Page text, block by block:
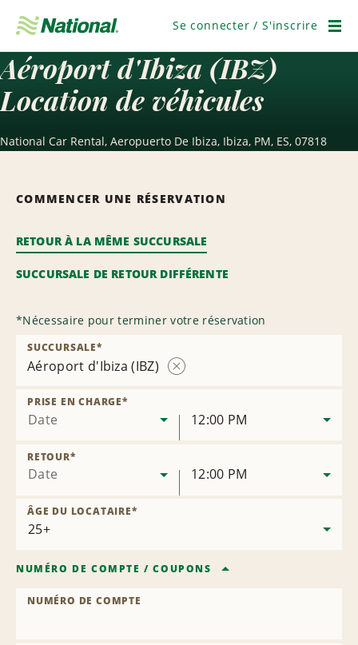
navigation
Se connecter / S'inscrire
Aéroport d'Ibiza (IBZ)
Location de véhicules
National Car Rental, Aeropuerto De Ibiza, Ibiza, PM, ES, 07818
COMMENCER UNE RÉSERVATION
RETOUR À LA MÊME SUCCURSALE
SUCCURSALE DE RETOUR DIFFÉRENTE
*Nécessaire pour terminer votre réservation
Aéroport d'Ibiza (IBZ)
SUCCURSALE*
Date
PRISE EN CHARGE*
12:00 PM
Date
RETOUR*
12:00 PM
ÂGE DU LOCATAIRE*
NUMÉRO DE COMPTE /COUPONS
NUMÉRO DE COMPTE